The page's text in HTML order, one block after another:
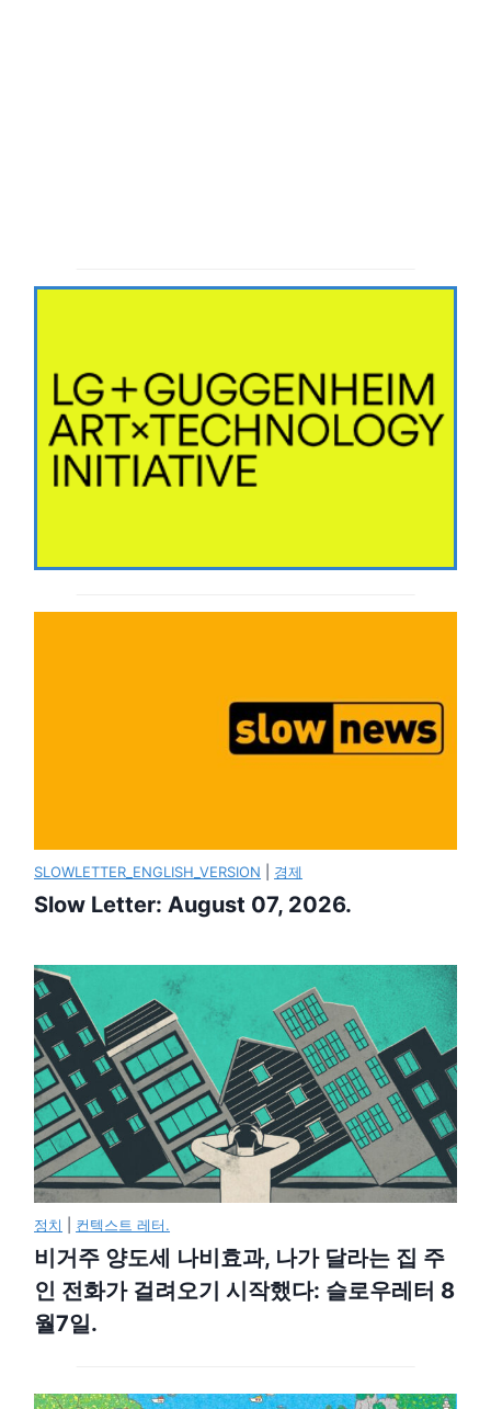
SLOWLETTER_ENGLISH_VERSION 경제
Slow Letter: August 07, 2026.
정치 컨텍스트 레터.
비거주 양도세 나비효과, 나가 달라는 집 주
인 전화가 걸려오기 시작했다: 슬로우레터 8
월7일.